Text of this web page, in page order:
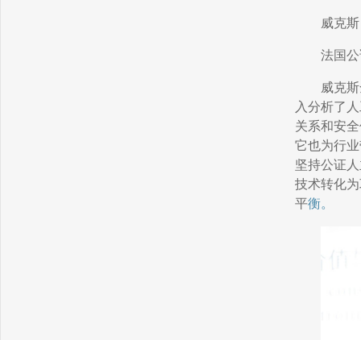
威克斯
法国
威克
入分析了
关系和安
它也为行
坚持公证
技术转化
平衡。